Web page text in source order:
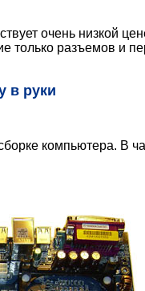
очень низкой
только разъемов и
в руки
компьютера. В